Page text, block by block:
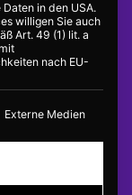
in den USA.
willigen Sie auch
Art. 49 (1) lit. a
nach EU-
für die eine
Externe Medien